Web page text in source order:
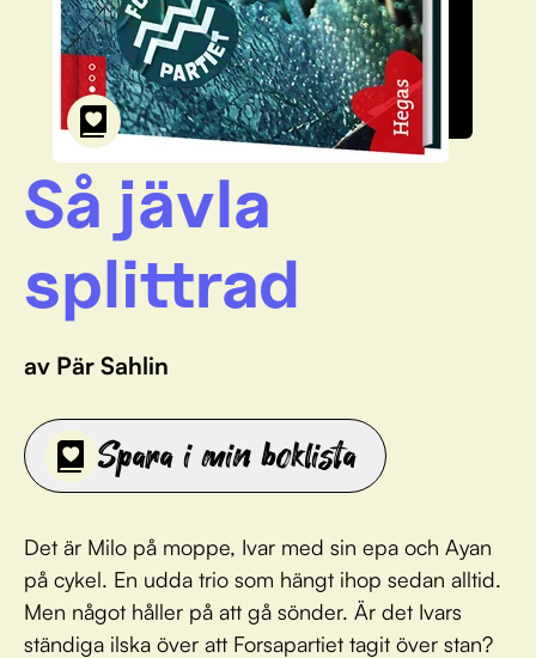
Så jävla
splittrad
av Pär Sahlin
Spara i min boklista
Det är Milo på moppe, Ivar med sin epa och Ayan
på cykel. En udda trio som hängt ihop sedan alltid.
Men något håller på att gå sönder. Är det Ivars
ständiga ilska över att Forsapartiet tagit över stan?